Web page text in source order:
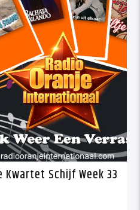
De Radio Oranje Kwartet